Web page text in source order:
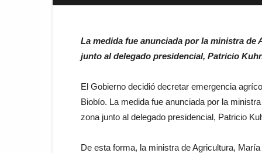
La medida fue anunciada por la ministra
junto al delegado presidencial, Patricio
El Gobierno decidió decretar emergencia
Biobío. La medida fue anunciada por la
zona junto al delegado presidencial, Patricio
De esta forma, la ministra de Agricultura,